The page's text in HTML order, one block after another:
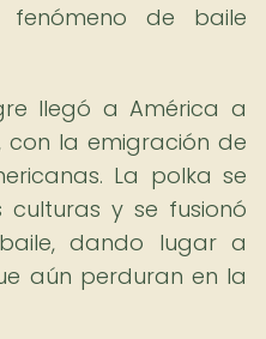
fenómeno de baile
llegó a América a
con la emigración de
La polka se
y se fusionó
dando lugar a
aún perduran en la